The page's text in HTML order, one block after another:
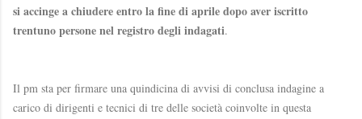
si accinge a chiudere entro la fine di aprile dopo aver iscritto
trentuno persone nel registro degli indagati.
Il pm sta per firmare una quindicina di avvisi di conclusa indagine a
carico di dirigenti e tecnici di tre delle società coinvolte in questa